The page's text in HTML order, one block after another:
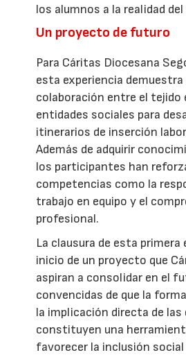
los alumnos a la realidad
Un proyecto de futuro
Para Cáritas Diocesana
esta experiencia demuestra
colaboración entre el tejido
entidades sociales para
itinerarios de inserción
Además de adquirir
los participantes han
competencias como la
trabajo en equipo y el
profesional.
La clausura de esta primera
inicio de un proyecto que
aspiran a consolidar en el
convencidas de que la
la implicación directa de las
constituyen una
favorecer la inclusión